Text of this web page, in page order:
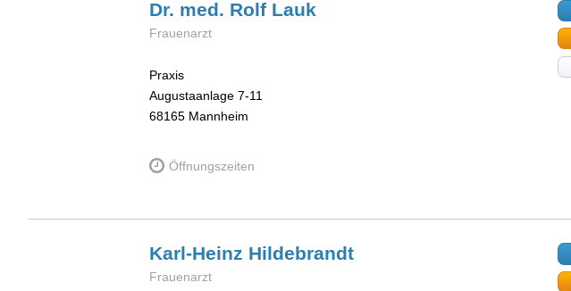
Dr. med. Rolf Lauk
Frauenarzt
Praxis
Augustaanlage 7-11
68165 Mannheim
Öffnungszeiten
Karl-Heinz Hildebrandt
Frauenarzt